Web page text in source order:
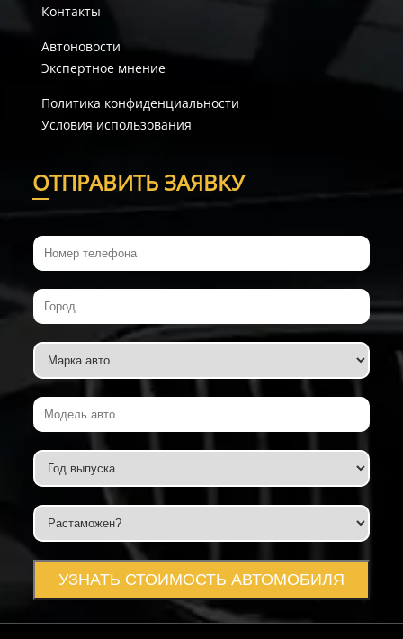
Контакты
Автоновости
Экспертное мнение
Политика конфиденциальности
Условия использования
ОТПРАВИТЬ ЗАЯВКУ
УЗНАТЬ СТОИМОСТЬ АВТОМОБИЛЯ